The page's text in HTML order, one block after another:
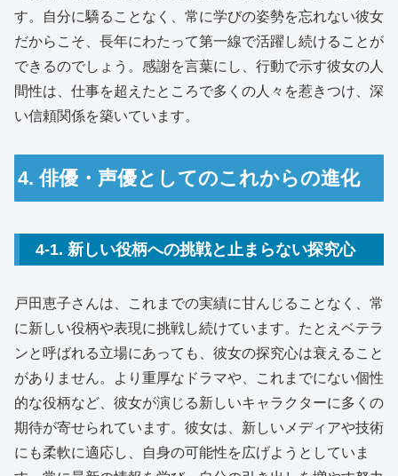
す。自分に驕ることなく、常に学びの姿勢を忘れない彼女
だからこそ、長年にわたって第一線で活躍し続けることが
できるのでしょう。感謝を言葉にし、行動で示す彼女の人
間性は、仕事を超えたところで多くの人々を惹きつけ、深
い信頼関係を築いています。
4. 俳優・声優としてのこれからの進化
4-1. 新しい役柄への挑戦と止まらない探究心
戸田恵子さんは、これまでの実績に甘んじることなく、常
に新しい役柄や表現に挑戦し続けています。たとえベテラ
ンと呼ばれる立場にあっても、彼女の探究心は衰えること
がありません。より重厚なドラマや、これまでにない個性
的な役柄など、彼女が演じる新しいキャラクターに多くの
期待が寄せられています。彼女は、新しいメディアや技術
にも柔軟に適応し、自身の可能性を広げようとしていま